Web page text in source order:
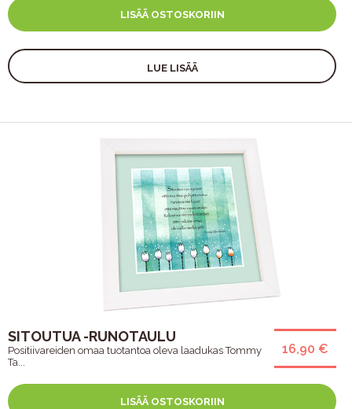
LISÄÄ OSTOSKORIIN
LUE LISÄÄ
16,90 €
SITOUTUA -RUNOTAULU
Positiivareiden omaa tuotantoa oleva laadukas Tommy
Ta...
LISÄÄ OSTOSKORIIN